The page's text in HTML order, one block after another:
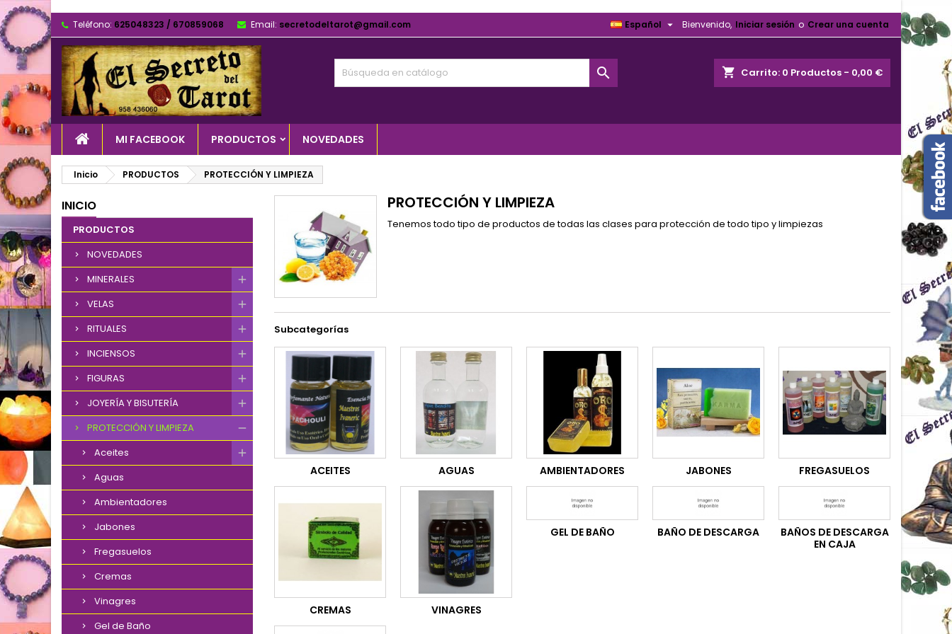
Teléfono: 625048323 / 670859068 Email: secretodeltarot@gmail.com Bienvenido, Iniciar sesión o Crear una cuenta
Español 
shopping_cart Carrito: 0 Productos - 0,00 €

MI FACEBOOK PRODUCTOS NOVEDADES
Inicio PRODUCTOS PROTECCIÓN Y LIMPIEZA
INICIO
PRODUCTOS
NOVEDADES
MINERALES
VELAS
RITUALES
INCIENSOS
FIGURAS
JOYERÍA Y BISUTERÍA
PROTECCIÓN Y LIMPIEZA
Aceites
Aguas
Ambientadores
Jabones
Fregasuelos
Cremas
Vinagres
Gel de Baño
PROTECCIÓN Y LIMPIEZA
Tenemos todo tipo de productos de todas las clases para protección de todo tipo y limpiezas
Subcategorías
ACEITES AGUAS AMBIENTADORES JABONES FREGASUELOS
CREMAS VINAGRES
GEL DE BAÑO BAÑO DE DESCARGA
BAÑOS DE DESCARGA
EN CAJA